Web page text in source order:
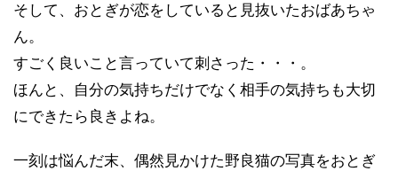
そして、おとぎが恋をしていると見抜いたおばあちゃ
ん。
すごく良いこと言っていて刺さった・・・。
ほんと、自分の気持ちだけでなく相手の気持ちも大切
にできたら良きよね。
一刻は悩んだ末、偶然見かけた野良猫の写真をおとぎ